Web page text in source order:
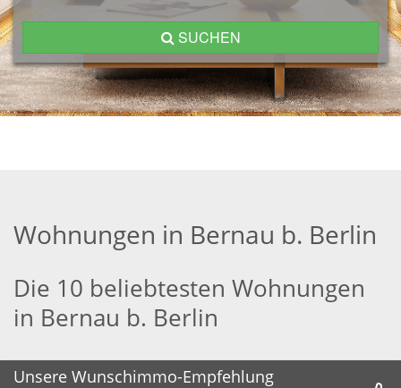
SUCHEN
Wohnungen in Bernau b. Berlin
Die 10 beliebtesten Wohnungen
in Bernau b. Berlin
Unsere Wunschimmo-Empfehlung